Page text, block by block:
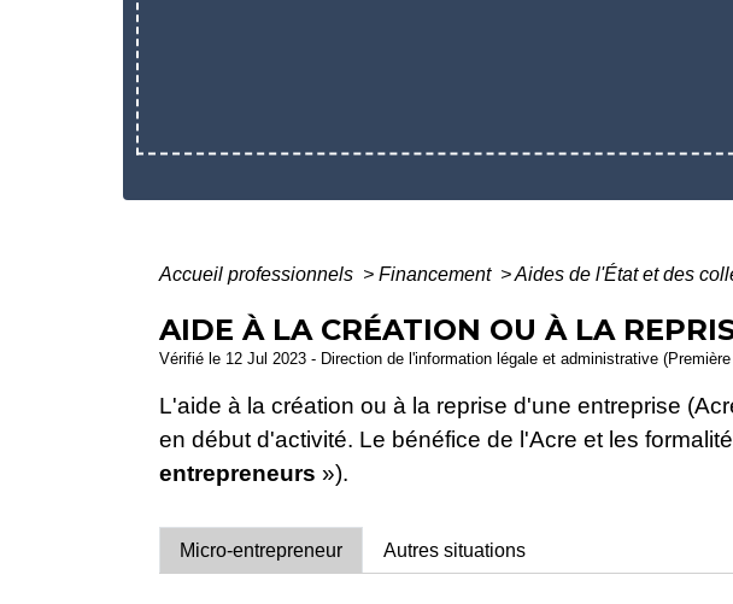
Accueil professionnels > Financement >Aides de l'État et des
AIDE À LA CRÉATION OU À LA
Vérifié le 12 Jul 2023 - Direction de l'information légale et administrative
L'aide à la création ou à la reprise d'une entreprise
en début d'activité. Le bénéfice de l'Acre et les
entrepreneurs »).
Micro-entrepreneur Autres situations